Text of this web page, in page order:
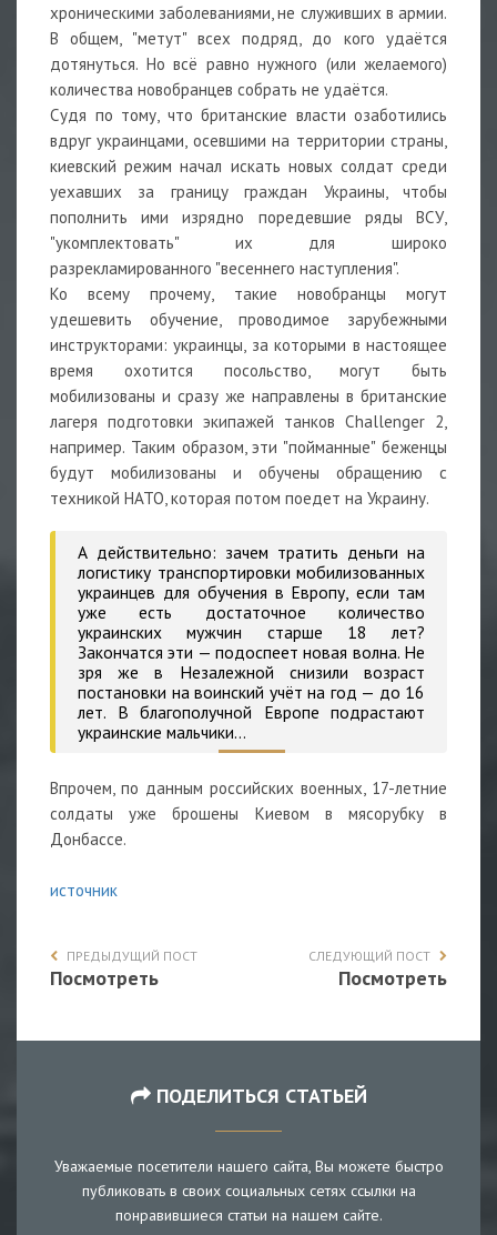
хроническими заболеваниями, не служивших в армии.
В общем, "метут" всех подряд, до кого удаётся
дотянуться. Но всё равно нужного (или желаемого)
количества новобранцев собрать не удаётся.
Судя по тому, что британские власти озаботились
вдруг украинцами, осевшими на территории страны,
киевский режим начал искать новых солдат среди
уехавших за границу граждан Украины, чтобы
пополнить ими изрядно поредевшие ряды ВСУ,
"укомплектовать" их для широко
разрекламированного "весеннего наступления".
Ко всему прочему, такие новобранцы могут
удешевить обучение, проводимое зарубежными
инструкторами: украинцы, за которыми в настоящее
время охотится посольство, могут быть
мобилизованы и сразу же направлены в британские
лагеря подготовки экипажей танков Challenger 2,
например. Таким образом, эти "пойманные" беженцы
будут мобилизованы и обучены обращению с
техникой НАТО, которая потом поедет на Украину.
А действительно: зачем тратить деньги на
логистику транспортировки мобилизованных
украинцев для обучения в Европу, если там
уже есть достаточное количество
украинских мужчин старше 18 лет?
Закончатся эти — подоспеет новая волна. Не
зря же в Незалежной снизили возраст
постановки на воинский учёт на год — до 16
лет. В благополучной Европе подрастают
украинские мальчики…
Впрочем, по данным российских военных, 17-летние
солдаты уже брошены Киевом в мясорубку в
Донбассе.
источник
ПРЕДЫДУЩИЙ ПОСТ
Посмотреть
СЛЕДУЮЩИЙ ПОСТ
Посмотреть
ПОДЕЛИТЬСЯ СТАТЬЕЙ
Уважаемые посетители нашего сайта, Вы можете быстро
публиковать в своих социальных сетях ссылки на
понравившиеся статьи на нашем сайте.